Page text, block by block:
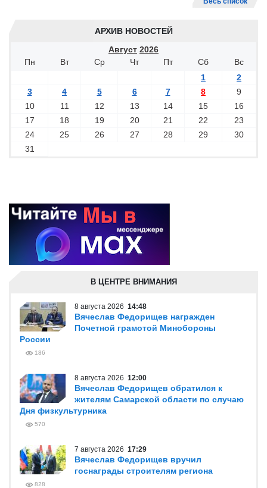
АРХИВ НОВОСТЕЙ
Август 2026
Пн
Вт Ср Чт Пт Сб
Вс
1
2
3
4 5 6 7 8
9
10
11 12 13 14 15
16
17
18 19 20 21 22
23
24
25 26 27 28 29
30
31
В ЦЕНТРЕ ВНИМАНИЯ
8 августа 2026 14:48
Вячеслав Федорищев награжден
Почетной грамотой Минобороны
России
186
8 августа 2026 12:00
Вячеслав Федорищев обратился к
жителям Самарской области по случаю
Дня физкультурника
570
7 августа 2026 17:29
Вячеслав Федорищев вручил
госнаграды строителям региона
828